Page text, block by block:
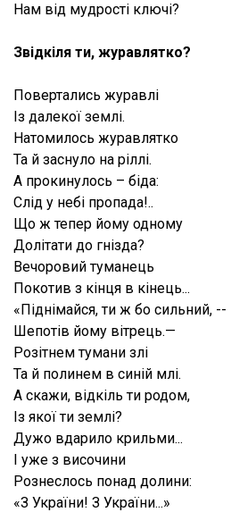
Нам від мудрості ключі?
Звідкіля ти, журавлятко?
Повертались журавлі
Із далекої землі.
Натомилось журавлятко
Та й заснуло на ріллі.
А прокинулось – біда:
Слід у небі пропада!..
Що ж тепер йому одному
Долітати до гнізда?
Вечоровий туманець
Покотив з кінця в кінець...
«Піднімайся, ти ж бо сильний, --
Шепотів йому вітрець.—
Розітнем тумани злі
Та й полинем в синій млі.
А скажи, відкіль ти родом,
Із якої ти землі?
Дужо вдарило крильми...
І уже з височини
Рознеслось понад долини:
«З України! З України...»